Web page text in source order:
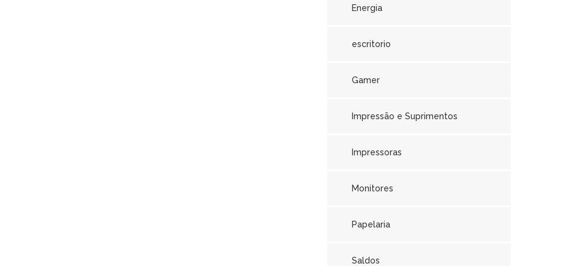
Energia
escritorio
Gamer
Impressão e Suprimentos
Impressoras
Monitores
Papelaria
Saldos